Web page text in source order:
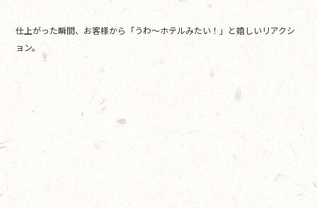
仕上がった瞬間、お客様から「うわ〜ホテルみたい！」と嬉しいリアクシ
ョン。